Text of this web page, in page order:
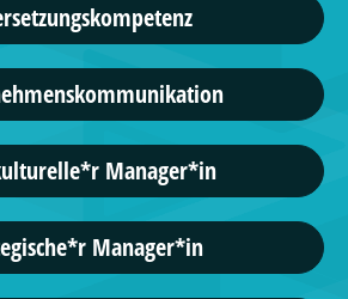
Manager*in
Manager*in